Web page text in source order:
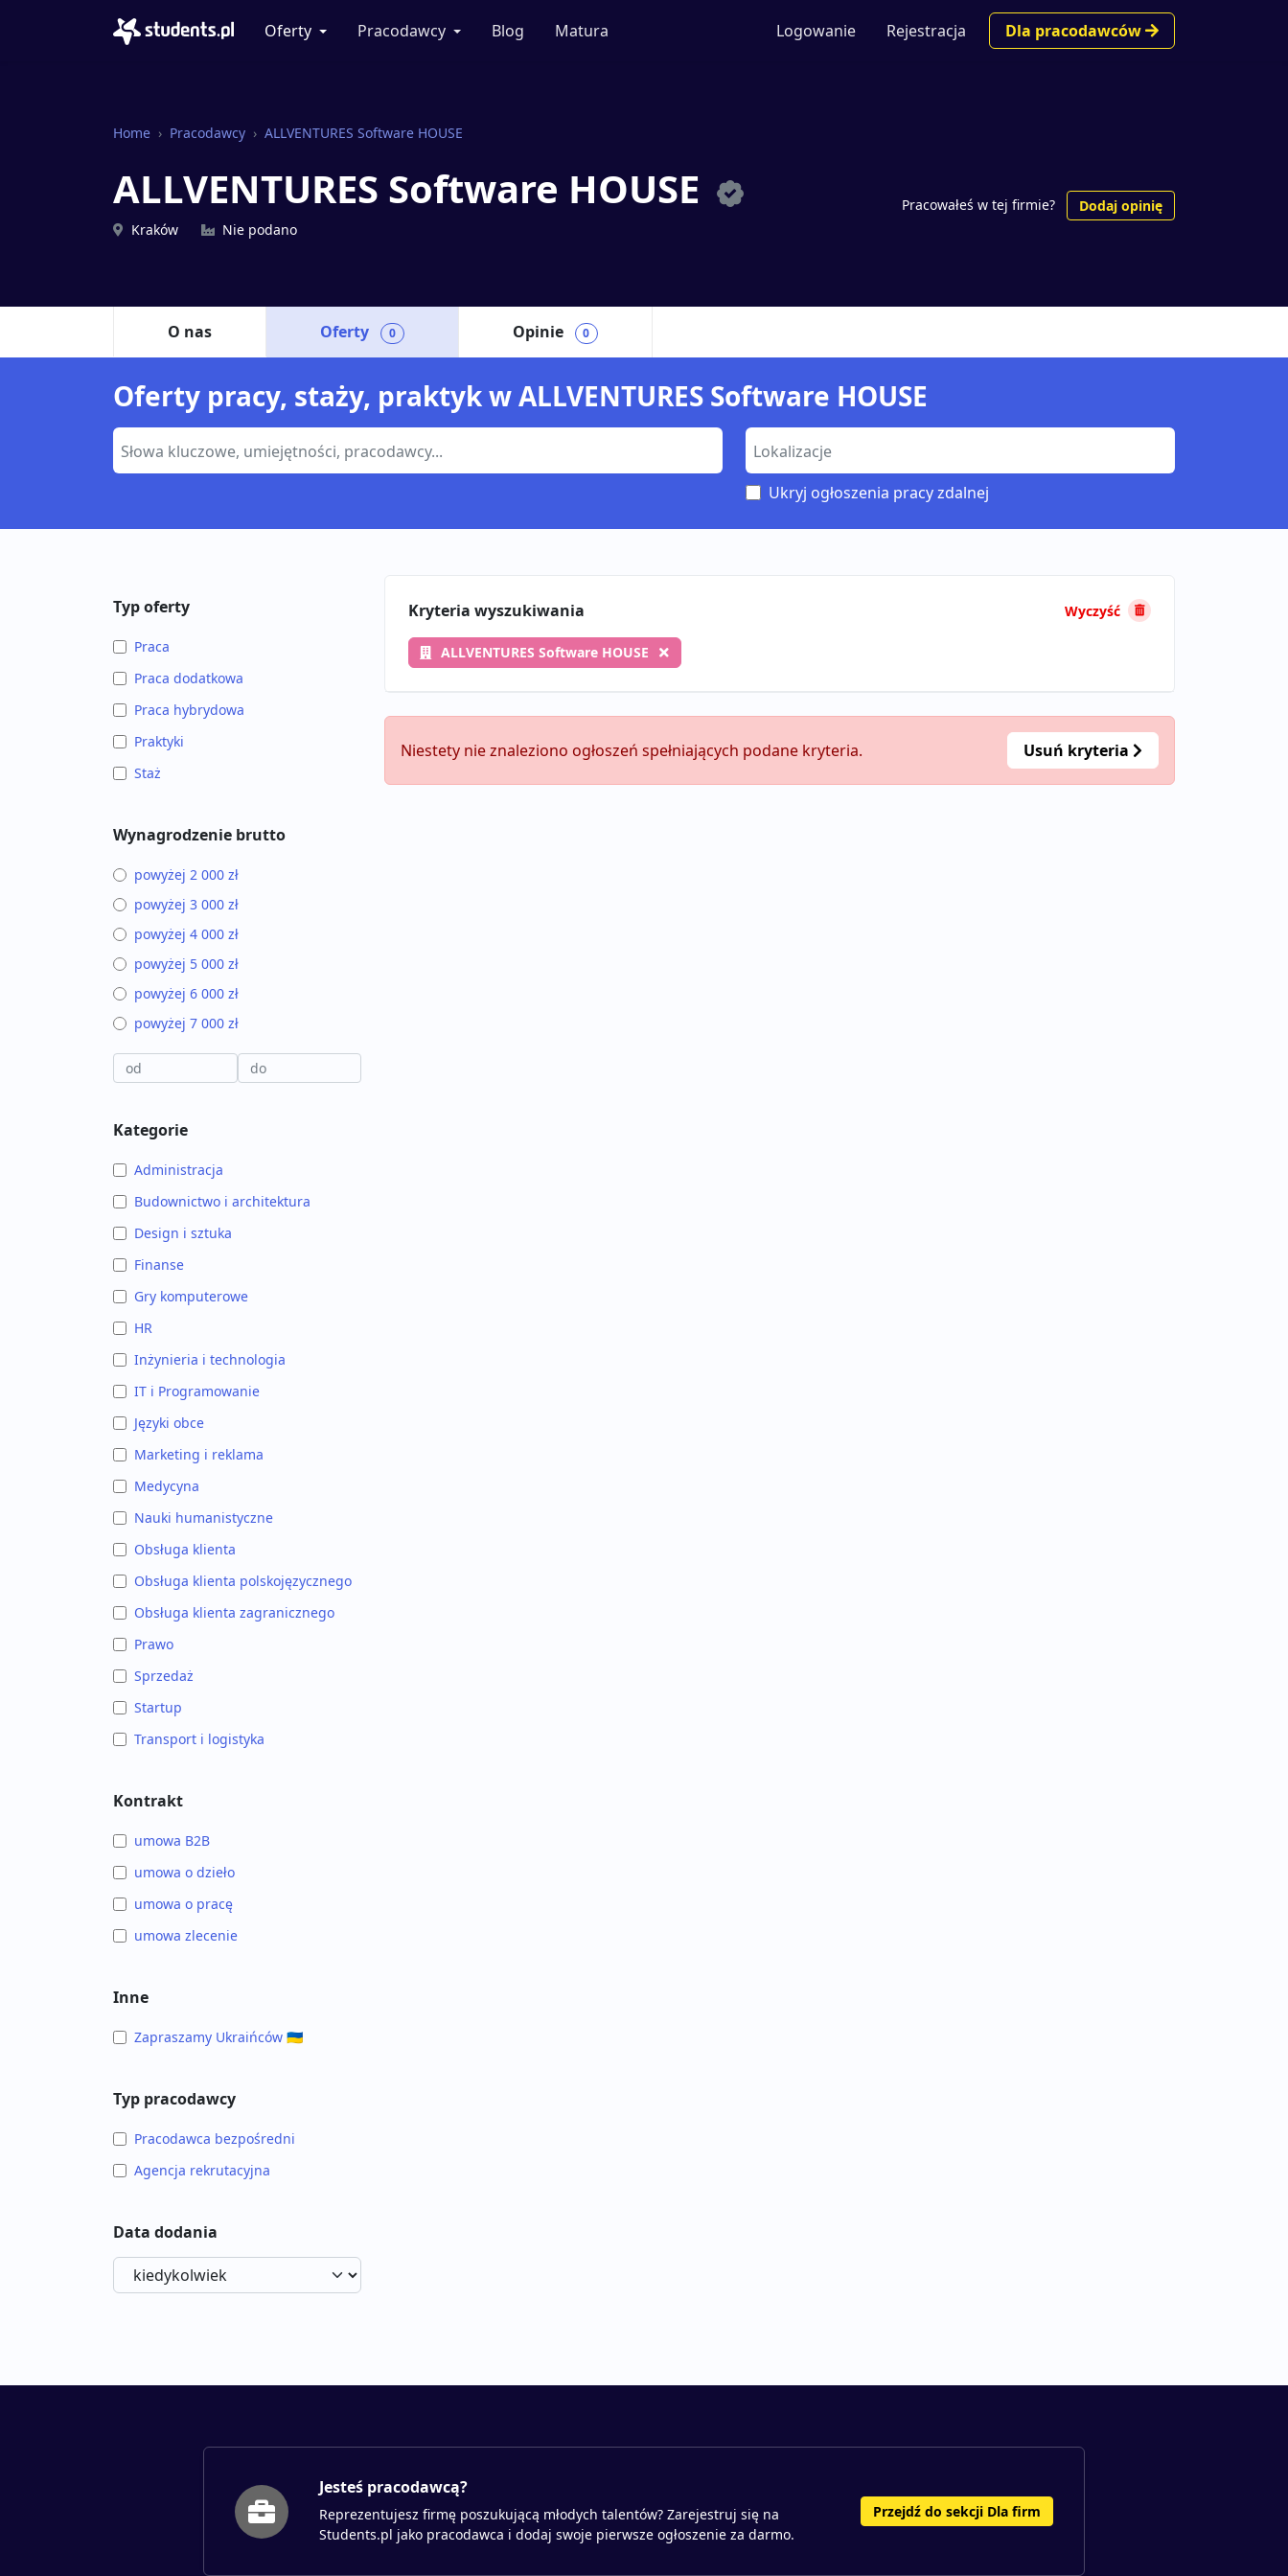
Oferty Pracodawcy Blog Matura Logowanie Rejestracja Dla pracodawców
Home Pracodawcy ALLVENTURES Software HOUSE
ALLVENTURES Software HOUSE
Kraków Nie podano
Pracowałeś w tej firmie? Dodaj opinię
O nas Oferty 0 Opinie 0
Oferty pracy, staży, praktyk w ALLVENTURES Software HOUSE
Ukryj ogłoszenia pracy zdalnej
Typ oferty
Praca
Praca dodatkowa
Praca hybrydowa
Praktyki
Staż
Wynagrodzenie brutto
powyżej 2 000 zł
powyżej 3 000 zł
powyżej 4 000 zł
powyżej 5 000 zł
powyżej 6 000 zł
powyżej 7 000 zł
Kategorie
Administracja
Budownictwo i architektura
Design i sztuka
Finanse
Gry komputerowe
HR
Inżynieria i technologia
IT i Programowanie
Języki obce
Marketing i reklama
Medycyna
Nauki humanistyczne
Obsługa klienta
Obsługa klienta polskojęzycznego
Obsługa klienta zagranicznego
Prawo
Sprzedaż
Startup
Transport i logistyka
Kontrakt
umowa B2B
umowa o dzieło
umowa o pracę
umowa zlecenie
Inne
Zapraszamy Ukraińców 🇺🇦
Typ pracodawcy
Pracodawca bezpośredni
Agencja rekrutacyjna
Data dodania
Kryteria wyszukiwania Wyczyść
ALLVENTURES Software HOUSE
Niestety nie znaleziono ogłoszeń spełniających podane kryteria. Usuń kryteria
Jesteś pracodawcą?
Reprezentujesz firmę poszukującą młodych talentów? Zarejestruj się na
Students.pl jako pracodawca i dodaj swoje pierwsze ogłoszenie za darmo.
Przejdź do sekcji Dla firm